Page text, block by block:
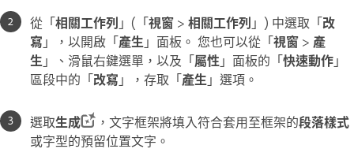
從「相關工作列 」(「視窗 > 相關工作列 」) 中選取「改
寫 」，以開啟「產生」面板。 您也可以從「視窗 > 產
生」、滑鼠右鍵選單，以及「屬性」面板的「快速動作」
區段中的「改寫 」，存取「產生」選項。
選取生成 ，文字框架將填入符合套用至框架的段落樣式
或字型的預留位置文字。